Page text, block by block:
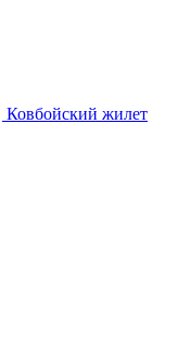
Ковбойский жилет